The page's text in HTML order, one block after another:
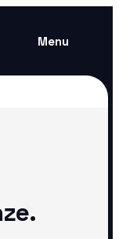
Menu